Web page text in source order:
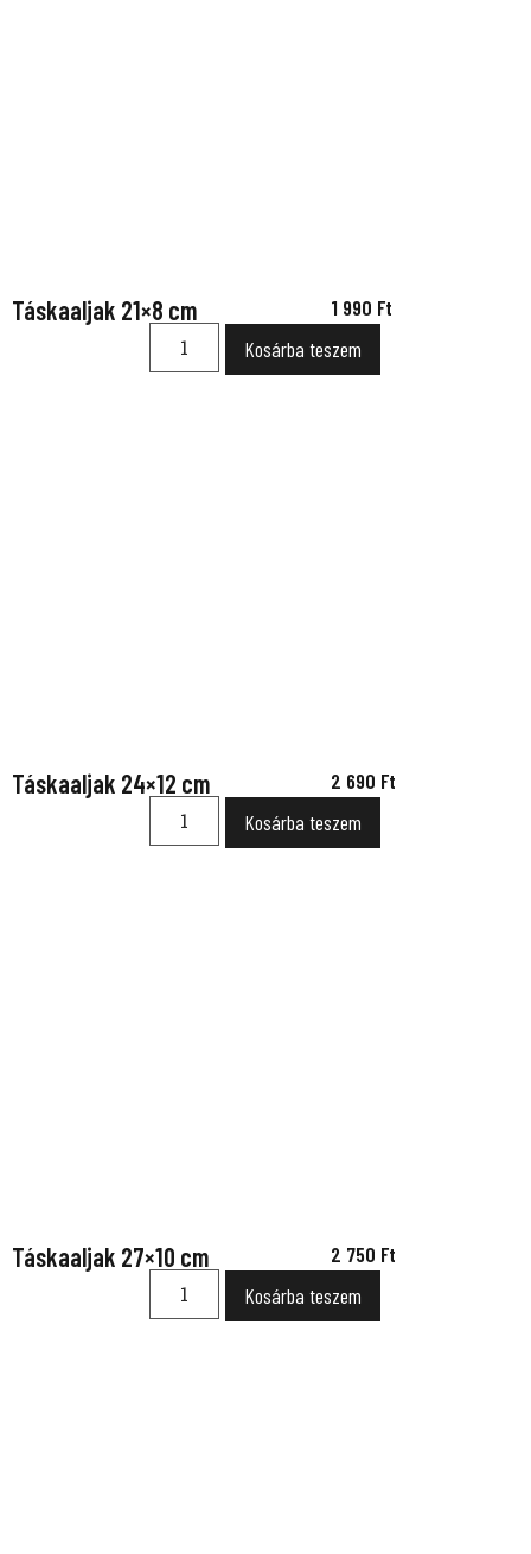
Táskaaljak 21×8 cm 1 990 Ft
Kosárba teszem
Táskaaljak 24×12 cm 2 690 Ft
Kosárba teszem
Táskaaljak 27×10 cm 2 750 Ft
Kosárba teszem